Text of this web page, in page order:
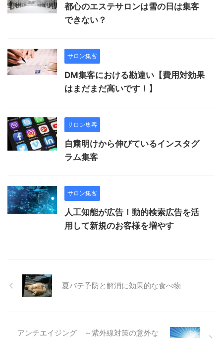
都心のエステサロンは雪の日は集客
できない？
サロン集客
DM集客における勘違い【費用対効果
はまだまだ高いです！】
サロン集客
自粛明けから伸びているインスタグ
ラム集客
サロン集客
人工知能が広告！動的検索広告を活
用して新規のお客様を増やす
夏バテ予防と解消に効果的な食べ物
アンチエイジング ～紫外線対策の意外な